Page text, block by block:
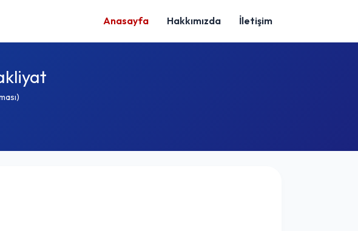
Anasayfa Hakkımızda İletişim